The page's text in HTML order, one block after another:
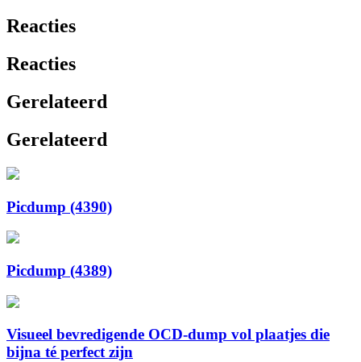
Reacties
Reacties
Gerelateerd
Gerelateerd
Picdump (4390)
Picdump (4389)
Visueel bevredigende OCD-dump vol plaatjes die
bijna té perfect zijn